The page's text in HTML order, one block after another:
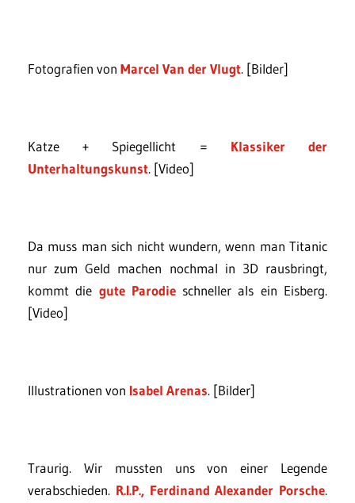
Fotografien von Marcel Van der Vlugt. [Bilder]
Katze + Spiegellicht = Klassiker der
Unterhaltungskunst. [Video]
Da muss man sich nicht wundern, wenn man Titanic
nur zum Geld machen nochmal in 3D rausbringt,
kommt die gute Parodieschneller als ein Eisberg.
[Video]
Illustrationen von Isabel Arenas. [Bilder]
Traurig. Wir mussten uns von einer Legende
verabschieden. R.I.P., Ferdinand Alexander Porsche.